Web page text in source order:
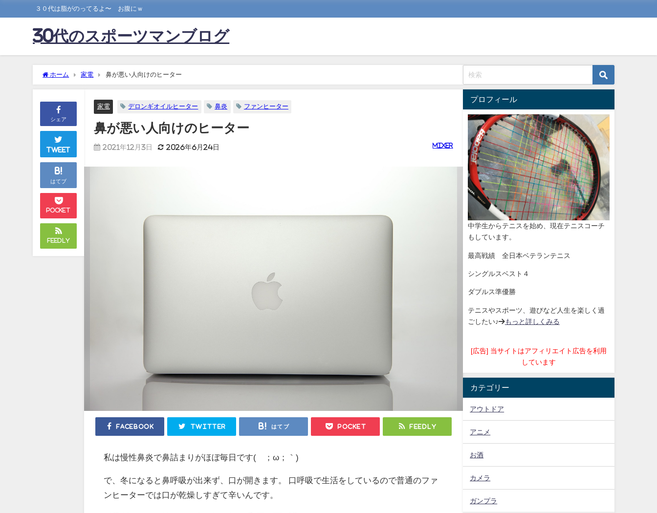
３０代は脂がのってるよ〜 お腹にｗ
30代のスポーツマンブログ
ホーム 家電 鼻が悪い人向けのヒーター
シェア
Tweet
B!
はてブ
Pocket
Feedly
家電 デロンギオイルヒーター 鼻炎 ファンヒーター
鼻が悪い人向けのヒーター
2021年12月3日 2026年6月24日 mixer
Facebook Twitter はてブ Pocket Feedly
私は慢性鼻炎で鼻詰まりがほぼ毎日です(´；ω；｀)
で、冬になると鼻呼吸が出来ず、口が開きます。 口呼吸で生活をしているので普通のファ
ンヒーターでは口が乾燥しすぎて辛いんです。
プロフィール
中学生からテニスを始め、現在テニスコーチ
もしています。
最高戦績 全日本ベテランテニス
シングルスベスト４
ダブルス準優勝
テニスやスポーツ、遊びなど人生を楽しく過
ごしたい♪→もっと詳しくみる
[広告] 当サイトはアフィリエイト広告を利用
しています
カテゴリー
アウトドア
アニメ
お酒
カメラ
ガンプラ